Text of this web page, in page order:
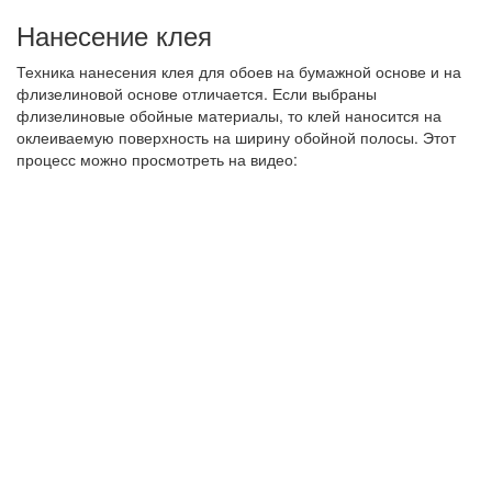
Нанесение клея
Техника нанесения клея для обоев на бумажной основе и на
флизелиновой основе отличается. Если выбраны
флизелиновые обойные материалы, то клей наносится на
оклеиваемую поверхность на ширину обойной полосы. Этот
процесс можно просмотреть на видео: